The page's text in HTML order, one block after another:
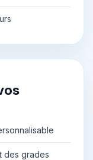
des grades